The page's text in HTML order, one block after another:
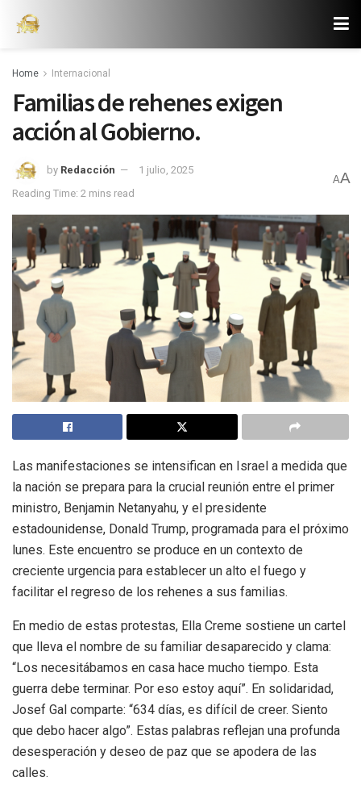
Home Internacional
Familias de rehenes exigen
acción al Gobierno.
by Redacción
1 julio, 2025
Reading Time: 2 mins read
AA
Las manifestaciones se intensifican en Israel a medida que
la nación se prepara para la crucial reunión entre el primer
ministro, Benjamin Netanyahu, y el presidente
estadounidense, Donald Trump, programada para el próximo
lunes. Este encuentro se produce en un contexto de
creciente urgencia para establecer un alto el fuego y
facilitar el regreso de los rehenes a sus familias.
En medio de estas protestas, Ella Creme sostiene un cartel
que lleva el nombre de su familiar desaparecido y clama:
“Los necesitábamos en casa hace mucho tiempo. Esta
guerra debe terminar. Por eso estoy aquí”. En solidaridad,
Josef Gal comparte: “634 días, es difícil de creer. Siento
que debo hacer algo”. Estas palabras reflejan una profunda
desesperación y deseo de paz que se apodera de las
calles.